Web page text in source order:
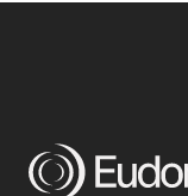
Collecte de